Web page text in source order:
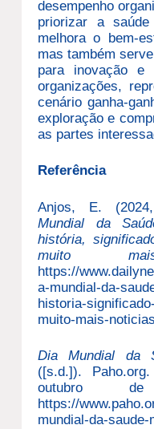
desempenho
priorizar a
melhora o bem-
mas também
para inovação e
organizações,
cenário ganha-
exploração e
as partes
Referência
Anjos, E.
Mundial da
história,
muito
https://
a-mundial-da-
historia-
muito-mais-
Dia Mundial da
([s.d.]).
outubro
https://
mundial-da-saude-